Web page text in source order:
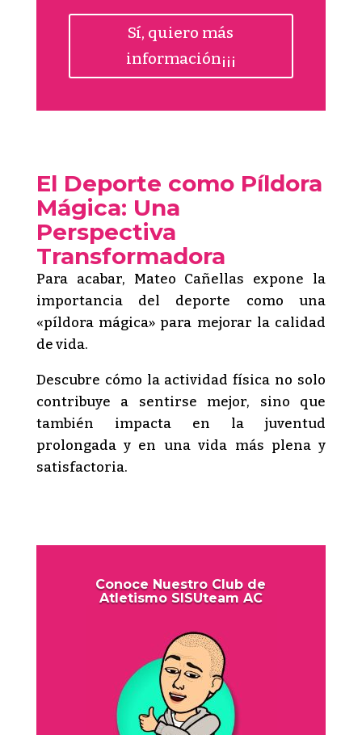
Sí, quiero más
información¡¡¡
El Deporte como Píldora
Mágica: Una
Perspectiva
Transformadora
Para acabar, Mateo Cañellas expone la
importancia del deporte como una
«píldora mágica» para mejorar la calidad
de vida.
Descubre cómo la actividad física no solo
contribuye a sentirse mejor, sino que
también impacta en la juventud
prolongada y en una vida más plena y
satisfactoria.
Conoce Nuestro Club de
Atletismo SISUteam AC